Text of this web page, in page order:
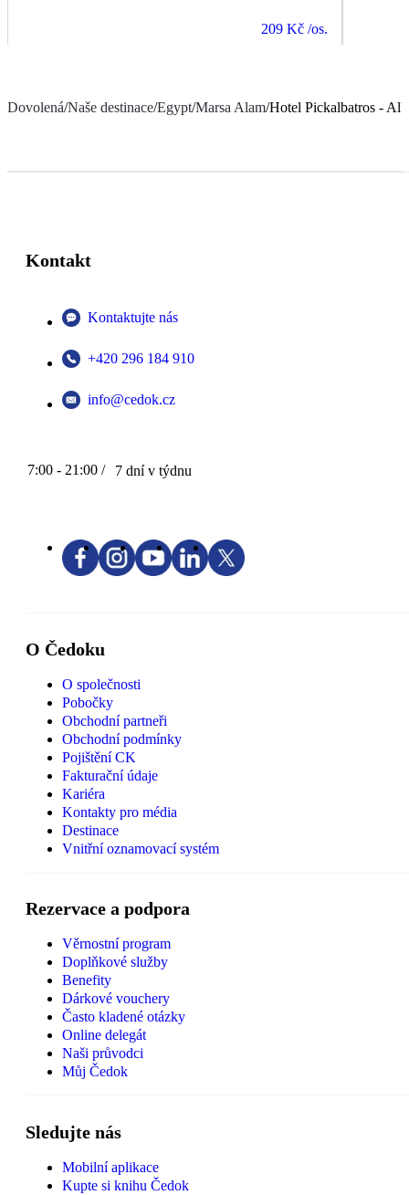
209 Kč /os.
Dovolená/Naše destinace/Egypt/Marsa Alam/Hotel Pickalbatros -
Kontakt
Kontaktujte nás
+420 296 184 910
info@cedok.cz
7:00 - 21:00 / 7 dní v týdnu
O Čedoku
O společnosti
Pobočky
Obchodní partneři
Obchodní podmínky
Pojištění CK
Fakturační údaje
Kariéra
Kontakty pro média
Destinace
Vnitřní oznamovací systém
Rezervace a podpora
Věrnostní program
Doplňkové služby
Benefity
Dárkové vouchery
Často kladené otázky
Online delegát
Naši průvodci
Můj Čedok
Sledujte nás
Mobilní aplikace
Kupte si knihu Čedok